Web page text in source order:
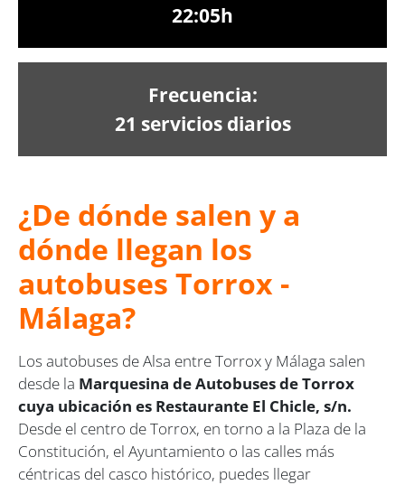
22:05h
Frecuencia:
21 servicios diarios
¿De dónde salen y a
dónde llegan los
autobuses Torrox -
Málaga?
Los autobuses de Alsa entre Torrox y Málaga salen
desde la Marquesina de Autobuses de Torrox
cuya ubicación es Restaurante El Chicle, s/n.
Desde el centro de Torrox, en torno a la Plaza de la
Constitución, el Ayuntamiento o las calles más
céntricas del casco histórico, puedes llegar